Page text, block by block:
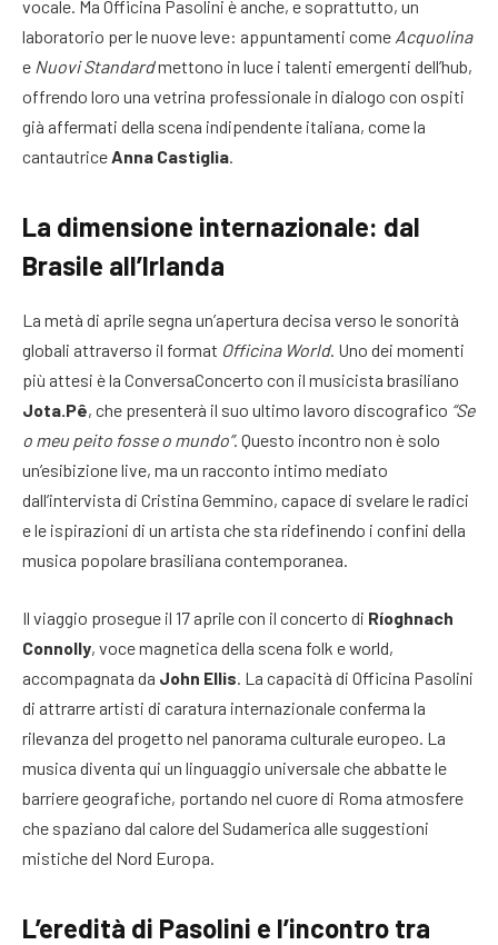
vocale. Ma Officina Pasolini è anche, e soprattutto, un
laboratorio per le nuove leve: appuntamenti come Acquolina
e Nuovi Standardmettono in luce i talenti emergenti dell’hub,
offrendo loro una vetrina professionale in dialogo con ospiti
già affermati della scena indipendente italiana, come la
cantautriceAnna Castiglia.
La dimensione internazionale: dal
Brasile all’Irlanda
La metà di aprile segna un’apertura decisa verso le sonorità
globali attraverso il format Officina World. Uno dei momenti
più attesi è la ConversaConcerto con il musicista brasiliano
Jota.Pê, che presenterà il suo ultimo lavoro discografico “Se
o meu peito fosse o mundo”. Questo incontro non è solo
un’esibizione live, ma un racconto intimo mediato
dall’intervista di Cristina Gemmino, capace di svelare le radici
e le ispirazioni di un artista che sta ridefinendo i confini della
musica popolare brasiliana contemporanea.
Il viaggio prosegue il 17 aprile con il concerto di Ríoghnach
Connolly, voce magnetica della scena folk e world,
accompagnata da John Ellis . La capacità di Officina Pasolini
di attrarre artisti di caratura internazionale conferma la
rilevanza del progetto nel panorama culturale europeo. La
musica diventa qui un linguaggio universale che abbatte le
barriere geografiche, portando nel cuore di Roma atmosfere
che spaziano dal calore del Sudamerica alle suggestioni
mistiche del Nord Europa.
L’eredità di Pasolini e l’incontro tra